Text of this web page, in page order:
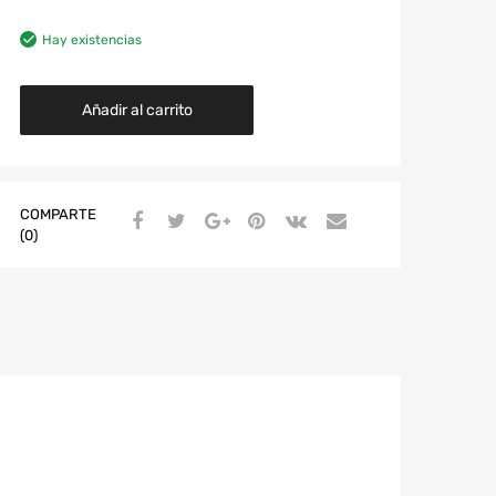
Hay existencias
Añadir al carrito
COMPARTE
(0)